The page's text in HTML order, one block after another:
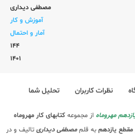
مصطفی دیداری
آموزش و کار
آمار و احتمال
144
1401
نظرات کاربران تحلیل شما
مهروماه از مجموعه کتابهای کار مهروماه
مقطع یازدهم به قلممصطفی دیداری تالیف و در